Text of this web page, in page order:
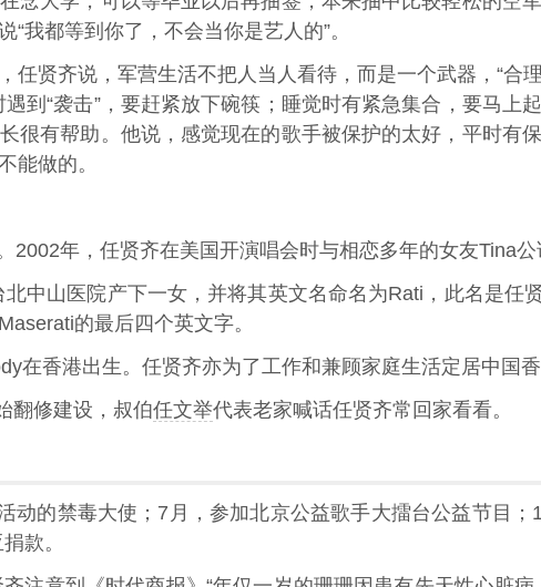
我都等到你了，不会当你是艺人的”。
任贤齐说，军营生活不把人当人看待，而是一个武器，“合
到“袭击”，要赶紧放下碗筷；睡觉时有紧急集合，要马上
很有帮助。他说，感觉现在的歌手被保护的太好，平时有
能做的。
2002年，任贤齐在美国开演唱会时与相恋多年的女友Tina公
中山医院产下一女，并将其英文名命名为Rati，此名是任
的最后四个英文字。
在香港出生。任贤齐亦为了工作和兼顾家庭生活定居中国香
翻修建设，叔伯任文举代表老家喊话任贤齐常回家看看。
动的禁毒大使；7月，参加北京公益歌手大擂台公益节目；
款。